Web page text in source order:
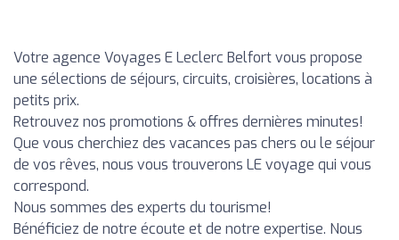
Votre agence Voyages E Leclerc Belfort vous propose
une sélections de séjours, circuits, croisières, locations à
petits prix.
Retrouvez nos promotions & offres dernières minutes!
Que vous cherchiez des vacances pas chers ou le séjour
de vos rêves, nous vous trouverons LE voyage qui vous
correspond.
Nous sommes des experts du tourisme!
Bénéficiez de notre écoute et de notre expertise. Nous